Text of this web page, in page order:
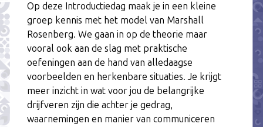
Op deze Introductiedag maak je in een kleine
groep kennis met het model van Marshall
Rosenberg. We gaan in op de theorie maar
vooral ook aan de slag met praktische
oefeningen aan de hand van alledaagse
voorbeelden en herkenbare situaties. Je krijgt
meer inzicht in wat voor jou de belangrijke
drijfveren zijn die achter je gedrag,
waarnemingen en manier van communiceren